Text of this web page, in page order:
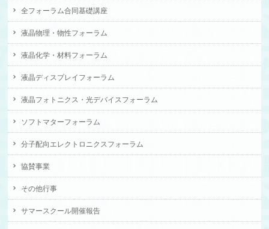
全フォーラム合同基礎講座
液晶物理・物性フォーラム
液晶化学・材料フォーラム
液晶ディスプレイフォーラム
液晶フォトニクス・光デバイスフォーラム
ソフトマターフォーラム
分子配向エレクトロニクスフォーラム
協賛事業
その他行事
サマースクール開催報告